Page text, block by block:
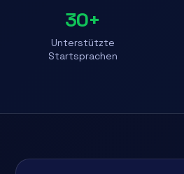
30+
Unterstützte
Startsprachen